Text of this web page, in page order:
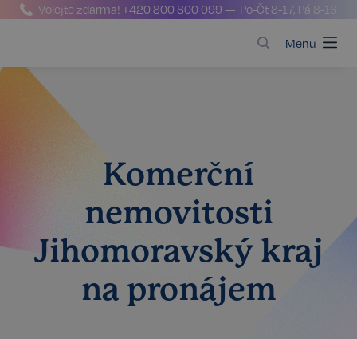
Volejte zdarma!+420 800 800 099 — Po-Čt 8-17, Pá 8-16
Menu
Komerční
nemovitosti
Jihomoravský kraj
na pronájem